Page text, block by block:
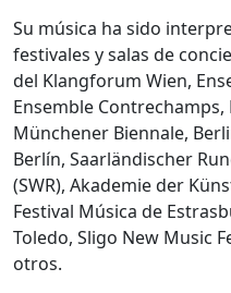
Su música ha sido
festivales y salas de
del Klangforum Wien,
Ensemble
Münchener Biennale,
Berlín, Saarländischer
(SWR), Akademie der
Festival Música de
Toledo, Sligo New Music
otros.